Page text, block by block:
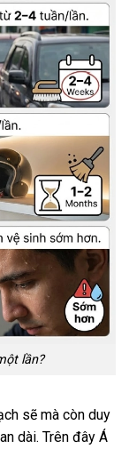
lần?
sẽ mà còn duy
dài. Trên đây Á